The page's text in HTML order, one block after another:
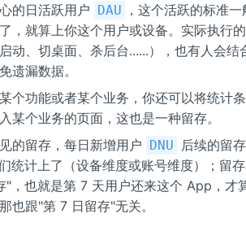
的日活跃用户 DAU
，这个活跃的标准
，就算上你这个用户或设备。实际执行
启动、切桌面、杀后台......），也有人会
遗漏数据。
个功能或者某个业务，你还可以将统计
某个业务的页面，这也是一种留存。
的留存，每日新增用户 DNU
后续的留
统计上了（设备维度或账号维度）；留
"，也就是第 7 天用户还来这个 App，才
也跟"第 7 日留存"无关。